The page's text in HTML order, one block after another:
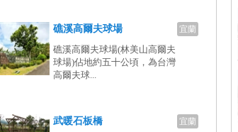
宜蘭
礁溪高爾夫球場
礁溪高爾夫球場(林美山高爾夫
球場)佔地約五十公頃，為台灣
高爾夫球...
宜蘭
武暖石板橋